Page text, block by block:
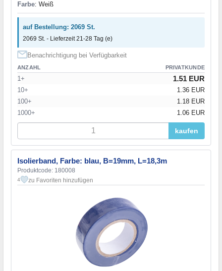
Farbe: Weiß
auf Bestellung: 2069 St.
2069 St. - Lieferzeit 21-28 Tag (e)
Benachrichtigung bei Verfügbarkeit
ANZAHL PRIVATKUNDE
1+ 1.51 EUR
10+
1.36 EUR
100+
1.18 EUR
1000+
1.06 EUR
kaufen
Isolierband, Farbe: blau, B=19mm, L=18,3m
Produktcode: 180008
4 zu Favoriten hinzufügen